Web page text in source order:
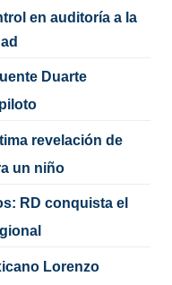
en auditoría a la
Duarte
revelación de
un niño
RD conquista el
Lorenzo